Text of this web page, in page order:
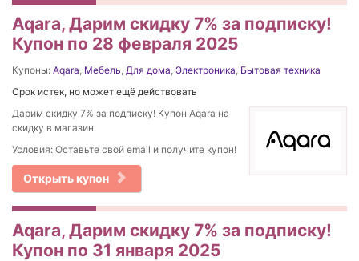
Aqara, Дарим скидку 7% за подписку!
Купон по 28 февраля 2025
Купоны: Aqara, Мебель, Для дома, Электроника, Бытовая техника
Срок истек, но может ещё действовать
Дарим скидку 7% за подписку! Купон Aqara на
скидку в магазин.
Условия: Оставьте свой email и получите купон!
Открыть купон
Aqara, Дарим скидку 7% за подписку!
Купон по 31 января 2025